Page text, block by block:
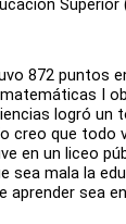
Superior
872 puntos
I
logró un
creo que todo
en un liceo
sea mala la
aprender sea